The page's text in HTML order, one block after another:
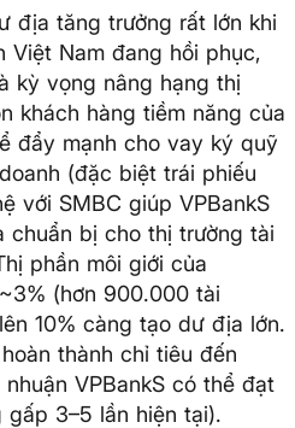
địa tăng trưởng rất lớn khi
Việt Nam đang hồi phục,
kỳ vọng nâng hạng thị
khách hàng tiềm năng của
đẩy mạnh cho vay ký quỹ
(đặc biệt trái phiếu
với SMBC giúp VPBankS
chuẩn bị cho thị trường tài
phần môi giới của
(hơn 900.000 tài
10% càng tạo dư địa lớn.
thành chỉ tiêu đến
VPBankS có thể đạt
gấp 3–5 lần hiện tại).